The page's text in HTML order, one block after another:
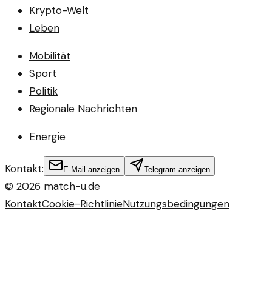
Krypto-Welt
Leben
Mobilität
Sport
Politik
Regionale Nachrichten
Energie
Kontakt: E-Mail anzeigen Telegram anzeigen
© 2026 match-u.de
KontaktCookie-RichtlinieNutzungsbedingungen